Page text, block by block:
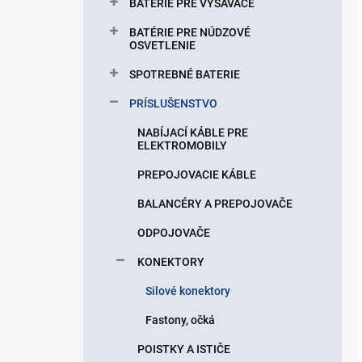
BATÉRIE PRE VYSÁVAČE
BATÉRIE PRE NÚDZOVÉ
OSVETLENIE
SPOTREBNÉ BATERIE
PRÍSLUŠENSTVO
NABÍJACÍ KÁBLE PRE
ELEKTROMOBILY
PREPOJOVACIE KÁBLE
BALANCÉRY A PREPOJOVAČE
ODPOJOVAČE
KONEKTORY
Silové konektory
Fastony, očká
POISTKY A ISTIČE